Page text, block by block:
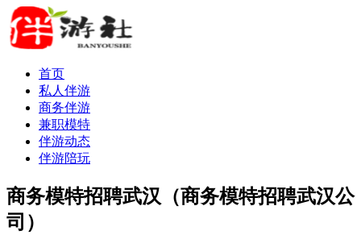
首页
私人伴游
商务伴游
兼职模特
伴游动态
伴游陪玩
商务模特招聘武汉（商务模特招聘武汉公
司）